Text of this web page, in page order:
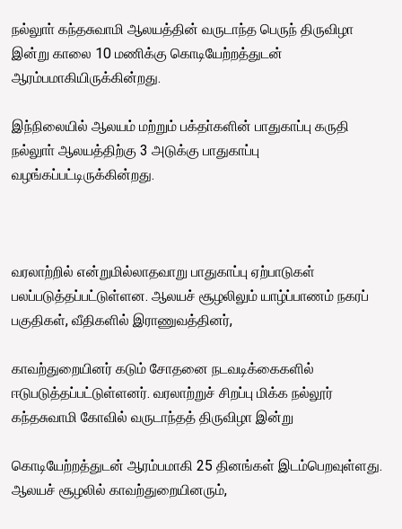
நல்லுாா் கந்தசுவாமி ஆலயத்தின் வருடாந்த பெருந் திருவிழா
இன்று காலை 10 மணிக்கு கொடியேற்றத்துடன்
ஆரம்பமாகியிருக்கின்றது.
இந்நிலையில் ஆலயம் மற்றும் பக்தா்களின் பாதுகாப்பு கருதி
நல்லுாா் ஆலயத்திற்கு 3 அடுக்கு பாதுகாப்பு
வழங்கப்பட்டிருக்கின்றது.
வரலாற்றில் என்றுமில்லாதவாறு பாதுகாப்பு ஏற்பாடுகள்
பலப்படுத்தப்பட்டுள்ளன. ஆலயச் சூழலிலும் யாழ்ப்பாணம் நகரப்
பகுதிகள், வீதிகளில் இராணுவத்தினர்,
காவற்துறையினர் கடும் சோதனை நடவடிக்கைகளில்
ஈடுபடுத்தப்பட்டுள்ளனர். வரலாற்றுச் சிறப்பு மிக்க நல்லூர்
கந்தசுவாமி கோவில் வருடாந்தத் திருவிழா இன்று
கொடியேற்றத்துடன் ஆரம்பமாகி 25 தினங்கள் இடம்பெறவுள்ளது.
ஆலயச் சூழலில் காவற்துறையினரும்,